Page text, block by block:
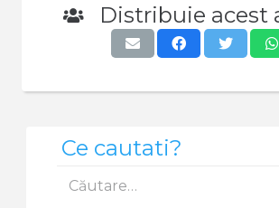
Distribuie acest
Ce cautati?
după: